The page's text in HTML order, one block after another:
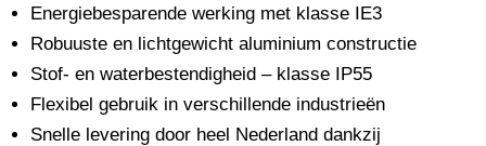
Energiebesparende werking met klasse IE3
Robuuste en lichtgewicht aluminium constructie
Stof- en waterbestendigheid – klasse IP55
Flexibel gebruik in verschillende industrieën
Snelle levering door heel Nederland dankzij